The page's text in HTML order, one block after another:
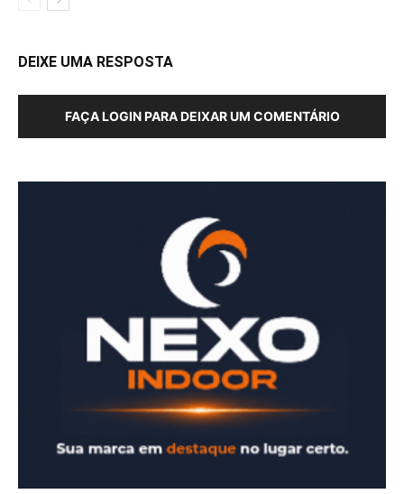
DEIXE UMA RESPOSTA
FAÇA LOGIN PARA DEIXAR UM COMENTÁRIO